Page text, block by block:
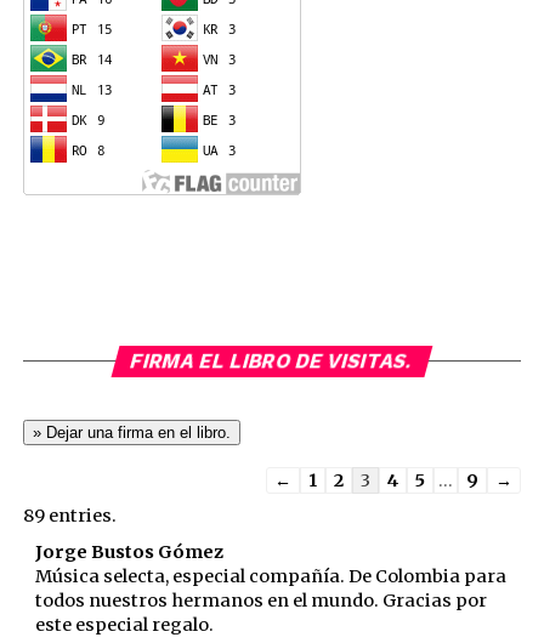
FIRMA EL LIBRO DE VISITAS.
Guestbook
← 1 2 3 4 5 ... 9
→
89 entries.
Jorge Bustos Gómez
Música selecta, especial compañía. De Colombia para
todos nuestros hermanos en el mundo. Gracias por
este especial regalo.